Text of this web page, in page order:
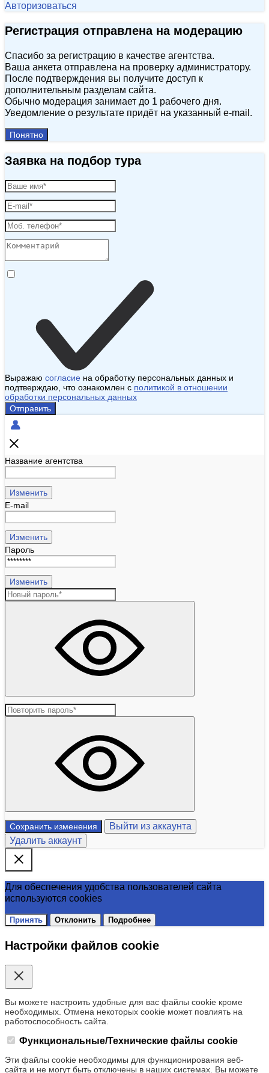
Авторизоваться
Регистрация отправлена на модерацию
Спасибо за регистрацию в качестве агентства.
Ваша анкета отправлена на проверку администратору.
После подтверждения вы получите доступ к
дополнительным разделам сайта.
Обычно модерация занимает до 1 рабочего дня.
Уведомление о результате придёт на указанный e‑mail.
Понятно
Заявка на подбор тура
Выражаю согласие на обработку персональных данных и
подтверждаю, что ознакомлен с политикой в отношении
обработки персональных данных
Отправить
Название агентства
Изменить
E-mail
Изменить
Пароль
Изменить
Сохранить изменения
Выйти из аккаунта
Удалить аккаунт
Для обеспечения удобства пользователей сайта
используются cookies
Принять Отклонить Подробнее
Настройки файлов cookie
Вы можете настроить удобные для вас файлы cookie кроме
необходимых. Отмена некоторых cookie может повлиять на
работоспособность сайта.
Функциональные/Технические файлы cookie
Эти файлы cookie необходимы для функционирования веб-
сайта и не могут быть отключены в наших системах. Вы можете